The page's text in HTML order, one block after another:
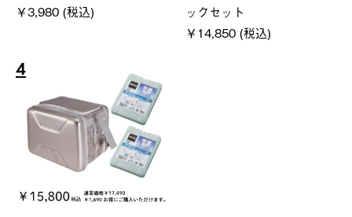
￥3,980 (税込)
ックセット
￥14,850 (税込)
4